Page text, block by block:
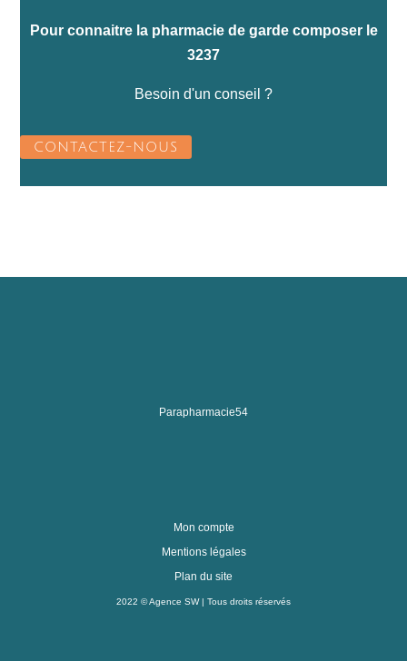
Pour connaitre la pharmacie de garde composer le
3237
Besoin d'un conseil ?
CONTACTEZ-NOUS
Parapharmacie54
Mon compte
Mentions légales
Plan du site
2022 ©Agence SW| Tous droits réservés